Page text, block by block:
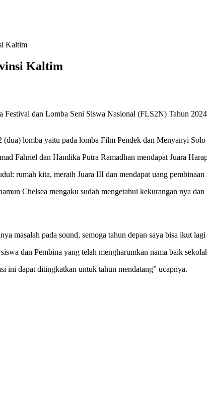
Kaltim
Kaltim
dan Lomba Seni Siswa Nasional (FLS2N) Tahun
lomba yaitu pada lomba Film Pendek dan Menyanyi Solo
Fahriel dan Handika Putra Ramadhan mendapat Juara
rumah kita, meraih Juara III dan mendapat uang pembinaan
Chelsea mengaku sudah mengetahui kekurangan nya
masalah pada sound, semoga tahun depan saya bisa ikut
dan Pembina yang telah mengharumkan nama baik
ini dapat ditingkatkan untuk tahun mendatang” ucapnya.